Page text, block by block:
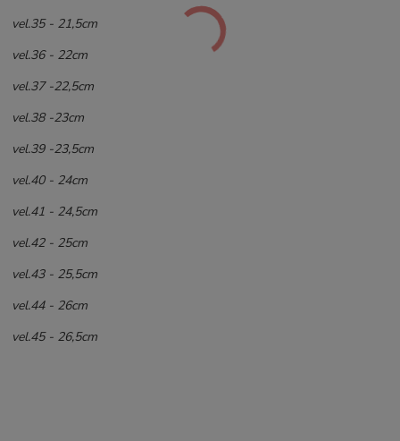
vel.35 - 21,5cm
vel.36 - 22cm
vel.37 -22,5cm
vel.38 -23cm
vel.39 -23,5cm
vel.40 - 24cm
vel.41 - 24,5cm
vel.42 - 25cm
vel.43 - 25,5cm
vel.44 - 26cm
vel.45 - 26,5cm